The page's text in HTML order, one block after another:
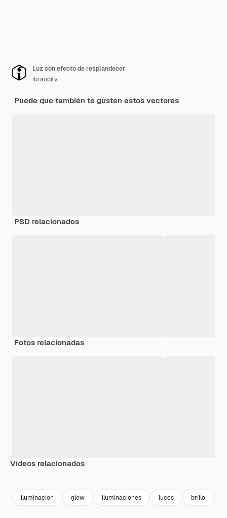
Luz con efecto de resplandecer
ibrandify
Puede que también te gusten estos vectores
PSD relacionados
Fotos relacionadas
Vídeos relacionados
iluminacion glow iluminaciones luces brillo